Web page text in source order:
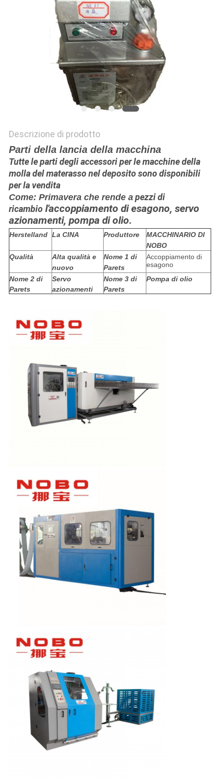
Descrizione di prodotto
Parti della lancia della macchina
Tutte le parti degli accessori per le macchine della
molla del materasso nel deposito sono disponibili
per la vendita
Come: Primavera che rende apezzi di
ricambiol'accoppiamento di esagono, servo
azionamenti, pompa di olio.
Herstelland La CINA Produttore
MACCHINARIO DI
NOBO
Qualità
Alta qualità e
nuovo
Nome 1 di
Parets
Accoppiamento di
esagono
Nome 2 di
Parets
Servo
azionamenti
Nome 3 di
Parets
Pompa di olio